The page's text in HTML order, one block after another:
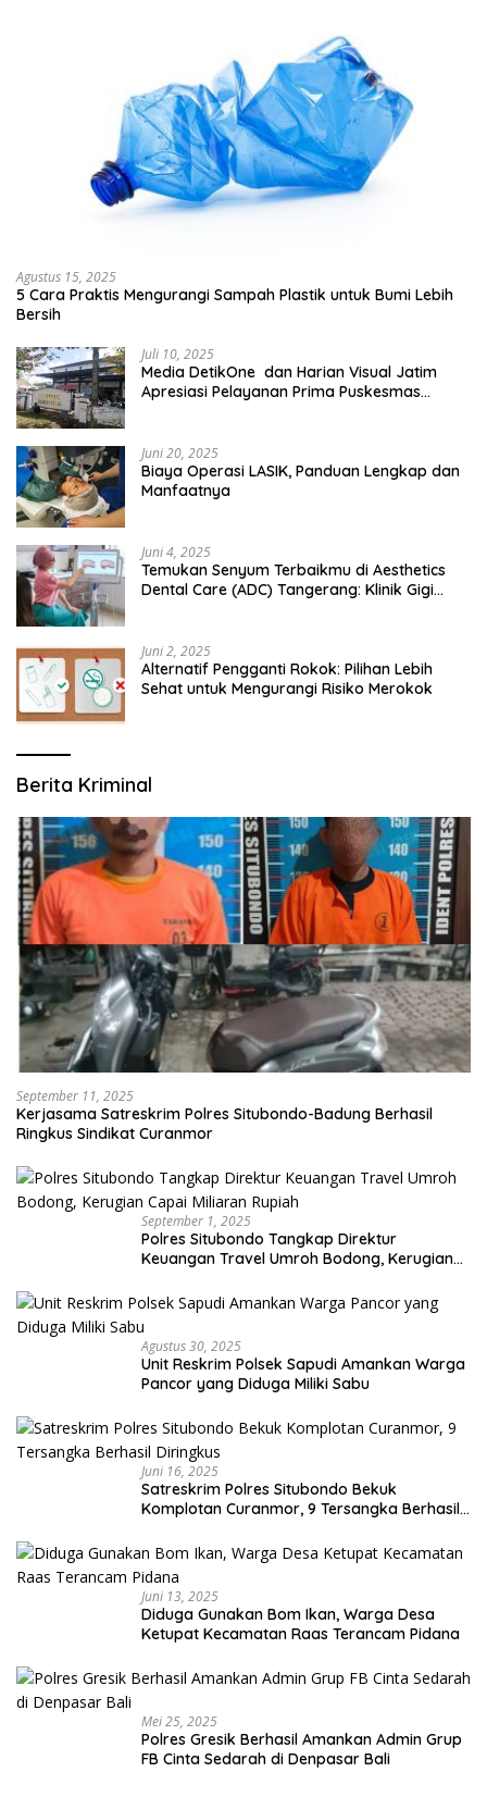
Agustus 15, 2025
5 Cara Praktis Mengurangi Sampah Plastik untuk Bumi Lebih
Bersih
Juli 10, 2025
Media DetikOne dan Harian Visual Jatim
Apresiasi Pelayanan Prima Puskesmas
Juni 20, 2025
Biaya Operasi LASIK, Panduan Lengkap dan
Manfaatnya
Juni 4, 2025
Temukan Senyum Terbaikmu di Aesthetics
Dental Care (ADC) Tangerang: Klinik Gigi
Juni 2, 2025
Alternatif Pengganti Rokok: Pilihan Lebih
Sehat untuk Mengurangi Risiko Merokok
Berita Kriminal
September 11, 2025
Kerjasama Satreskrim Polres Situbondo-Badung Berhasil
Ringkus Sindikat Curanmor
September 1, 2025
Polres Situbondo Tangkap Direktur
Keuangan Travel Umroh Bodong, Kerugian
Agustus 30, 2025
Unit Reskrim Polsek Sapudi Amankan Warga
Pancor yang Diduga Miliki Sabu
Juni 16, 2025
Satreskrim Polres Situbondo Bekuk
Komplotan Curanmor, 9 Tersangka Berhasil
Juni 13, 2025
Diduga Gunakan Bom Ikan, Warga Desa
Ketupat Kecamatan Raas Terancam Pidana
Mei 25, 2025
Polres Gresik Berhasil Amankan Admin Grup
FB Cinta Sedarah di Denpasar Bali